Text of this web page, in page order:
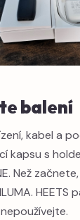
balení
kabel a
kapsu s
Než
HEETS